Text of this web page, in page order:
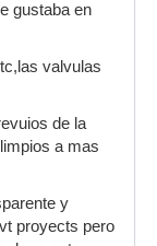
vendiese
gustaba en
valvulas
de la
a mas
y
proyects pero